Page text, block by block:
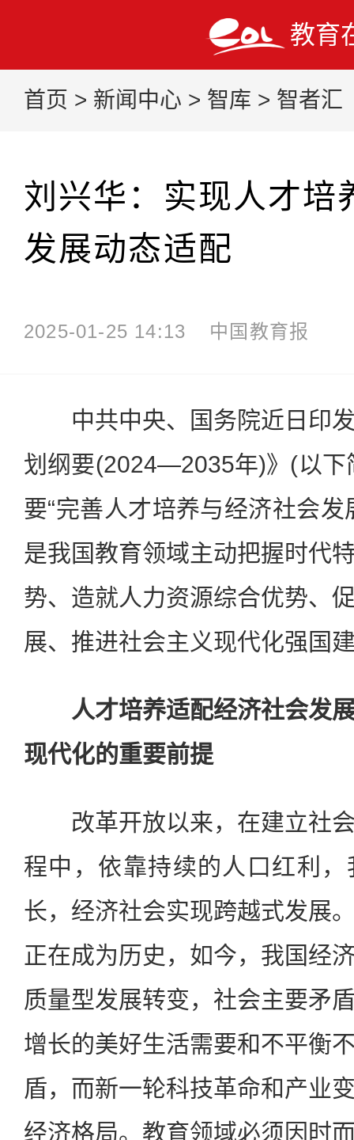
教育
首页 > 新闻中心 > 智库 > 智者汇
刘兴华：实现人才培
发展动态适配
2025-01-25 14:13 中国教育报
中共中央、国务院近日印发
划纲要(2024—2035年)》(以下
要“完善人才培养与经济社会发
是我国教育领域主动把握时代
势、造就人力资源综合优势、
展、推进社会主义现代化强国
人才培养适配经济社会发
现代化的重要前提
改革开放以来，在建立社会
程中，依靠持续的人口红利
长，经济社会实现跨越式发展
正在成为历史，如今，我国经
质量型发展转变，社会主要矛
增长的美好生活需要和不平衡
盾，而新一轮科技革命和产业
经济格局。教育领域必须因时